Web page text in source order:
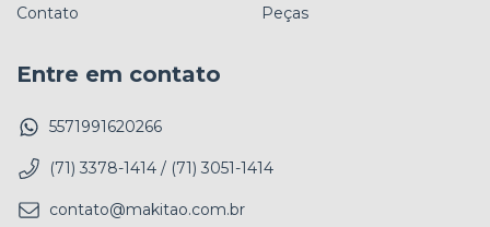
Contato Peças
Entre em contato
5571991620266
(71) 3378-1414 / (71) 3051-1414
contato@makitao.com.br